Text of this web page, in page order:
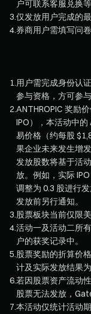
户可联系客服兑换等
3.仅发放用户完成的
4.券商用户需填写问
1.用户需完成身份认
参与资格，方可参
2.ANTHROPIC 奖励
IPO），本活动中
易价格（约每股
果企业未来发生增
发放股数将基于活
放。例如，实际
调整为 0.3 股进行
发放前另行通知。
3.股票板块当前仅限
4.活动一及活动二所
户的获奖记录中。
5.股票奖励的折算价
计及实际发放结果为
6.若因股票资产流动
股票无法发放，
7.本活动仅统计活动